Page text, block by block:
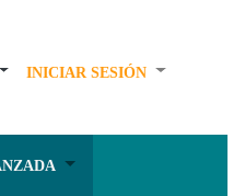
INICIAR SESIÓN